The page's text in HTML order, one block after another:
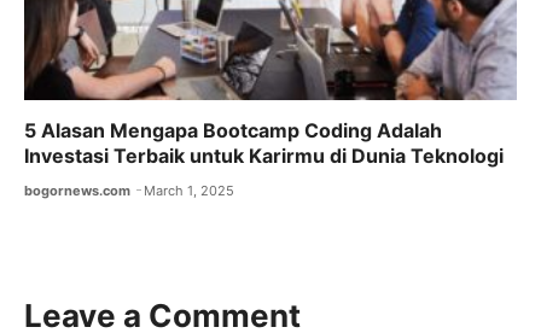
5 Alasan Mengapa Bootcamp Coding Adalah
Investasi Terbaik untuk Karirmu di Dunia Teknologi
bogornews.com March 1, 2025
Leave a Comment